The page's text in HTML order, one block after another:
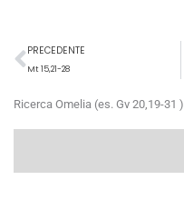
Precedente
PRECEDENTE
Mt 15,21-28
Ricerca Omelia (es. Gv 20,19-31 )